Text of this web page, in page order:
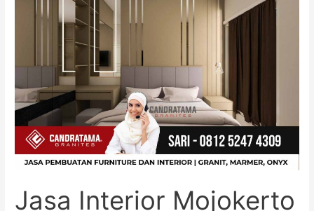
Jasa Interior Mojokerto
Jawa
Bahan
Terjamin